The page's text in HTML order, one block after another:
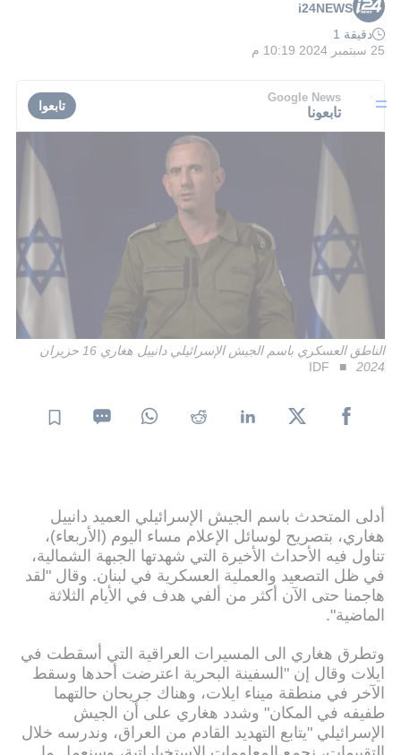
i24NEWS
دقيقة 1
25 سبتمبر 2024 10:19 م
Google News
تابعونا تابعوا
الناطق العسكري باسم الجيش الإسرائيلي دانييل هغاري 16 حزيران
2024
IDF
أدلى المتحدث باسم الجيش الإسرائيلي العميد دانييل
هغاري، بتصريح لوسائل الإعلام مساء اليوم (الأربعاء)،
تناول فيه الأحداث الأخيرة التي شهدتها الجبهة الشمالية،
في ظل التصعيد والعملية العسكرية في لبنان. وقال "لقد
هاجمنا حتى الآن أكثر من ألفي هدف في الأيام الثلاثة
الماضية".
وتطرق هغاري الى المسيرات العراقية التي أسقطت في
ايلات وقال إن "السفينة البحرية اعترضت أحدها وسقط
الآخر في منطقة ميناء ايلات، وهناك جريحان حالتهما
طفيفه في المكان" وشدد هغاري على أن الجيش
الإسرائيلي "يتابع التهديد القادم من العراق، وندرسه خلال